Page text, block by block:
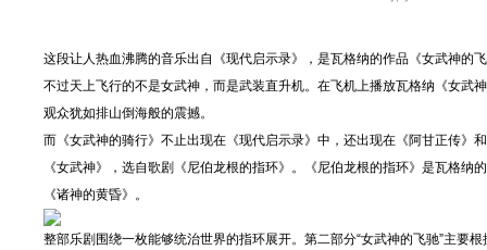
这段让人热血沸腾的音乐出自《现代启示录》，是瓦格纳的作品《女武神的
不过天上飞行的不是女武神，而是武装直升机。在飞机上播放瓦格纳《女武
观众犹如排山倒海般的震撼。
而《女武神的骑行》不止出现在《现代启示录》中，还出现在《阿甘正传》
《女武神》，选自歌剧《尼伯龙根的指环》。《尼伯龙根的指环》是瓦格
《诸神的黄昏》。
整部乐剧围绕一枚能够统治世界的指环展开。第二部分“女武神的飞驰”主要